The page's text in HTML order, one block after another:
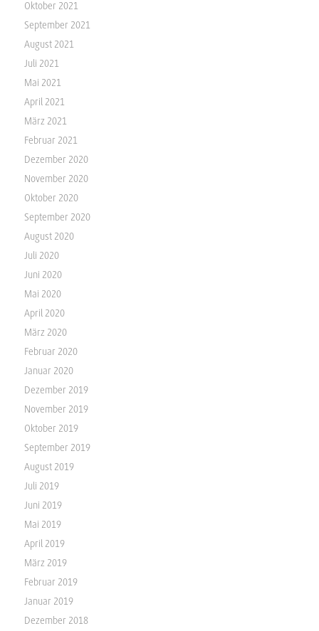
Oktober 2021
September 2021
August 2021
Juli 2021
Mai 2021
April 2021
März 2021
Februar 2021
Dezember 2020
November 2020
Oktober 2020
September 2020
August 2020
Juli 2020
Juni 2020
Mai 2020
April 2020
März 2020
Februar 2020
Januar 2020
Dezember 2019
November 2019
Oktober 2019
September 2019
August 2019
Juli 2019
Juni 2019
Mai 2019
April 2019
März 2019
Februar 2019
Januar 2019
Dezember 2018